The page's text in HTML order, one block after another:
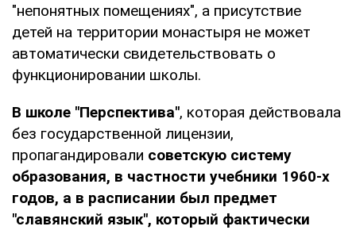
"непонятных помещениях", а присутствие
детей на территории монастыря не может
автоматически свидетельствовать о
функционировании школы.
В школе "Перспектива", которая действовала
без государственной лицензии,
пропагандировали советскую систему
образования, в частности учебники 1960-х
годов, а в расписании был предмет
"славянский язык", который фактически